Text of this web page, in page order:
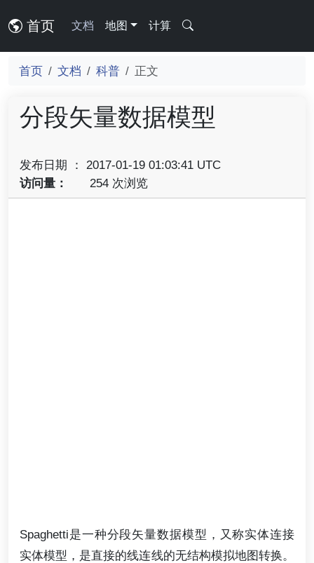
首页 文档 地图 计算
首页 文档 科普 正文
分段矢量数据模型
发布日期 ： 2017-01-19 01:03:41 UTC
访问量：
254 次浏览
Spaghetti是一种分段矢量数据模型，又称实体连接
实体模型，是直接的线连线的无结构模拟地图转换。